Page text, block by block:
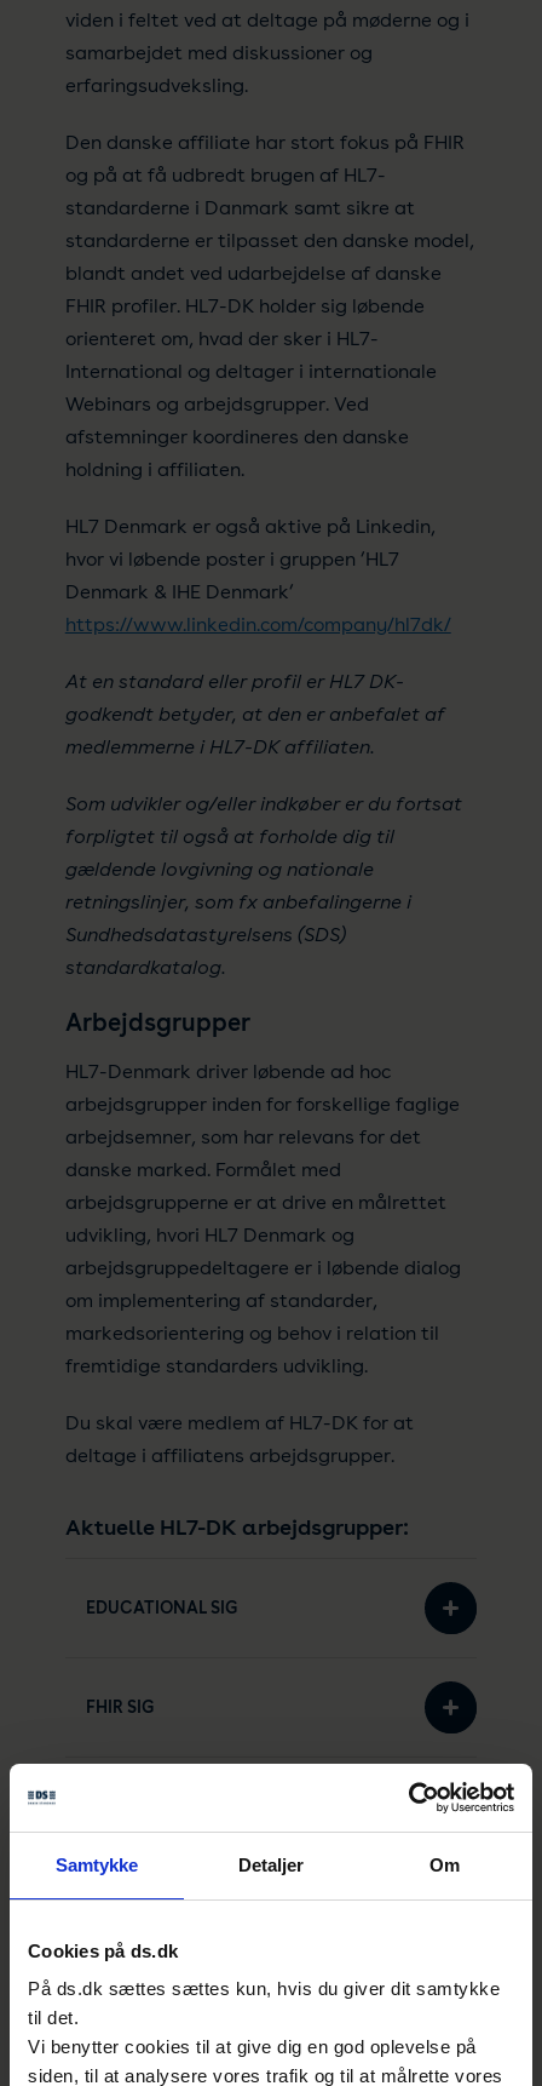
Samtykke Detaljer Om
Cookies på ds.dk
På ds.dk sættes sættes kun, hvis du giver dit samtykke
til det.
Vi benytter cookies til at give dig en god oplevelse på
siden, til at analysere vores trafik og til at målrette vores
viden i feltet ved at deltage på møderne og i
samarbejdet med diskussioner og
erfaringsudveksling.
Den danske affiliate har stort fokus på FHIR
og på at få udbredt brugen af HL7-
standarderne i Danmark samt sikre at
standarderne er tilpasset den danske model,
blandt andet ved udarbejdelse af danske
FHIR profiler. HL7-DK holder sig løbende
orienteret om, hvad der sker i HL7-
International og deltager i internationale
Webinars og arbejdsgrupper. Ved
afstemninger koordineres den danske
holdning i affiliaten.
HL7 Denmark er også aktive på Linkedin,
hvor vi løbende poster i gruppen ’HL7
Denmark & IHE Denmark’
https://www.linkedin.com/company/hl7dk/
At en standard eller profil er HL7 DK-
godkendt betyder, at den er anbefalet af
medlemmerne i HL7-DK affiliaten.
Som udvikler og/eller indkøber er du fortsat
forpligtet til også at forholde dig til
gældende lovgivning og nationale
retningslinjer, som fx anbefalingerne i
Sundhedsdatastyrelsens (SDS)
standardkatalog.
Arbejdsgrupper
HL7-Denmark driver løbende ad hoc
arbejdsgrupper inden for forskellige faglige
arbejdsemner, som har relevans for det
danske marked. Formålet med
arbejdsgrupperne er at drive en målrettet
udvikling, hvori HL7 Denmark og
arbejdsgruppedeltagere er i løbende dialog
om implementering af standarder,
markedsorientering og behov i relation til
fremtidige standarders udvikling.
Du skal være medlem af HL7-DK for at
deltage i affiliatens arbejdsgrupper.
Aktuelle HL7-DK arbejdsgrupper:
EDUCATIONAL SIG
FHIR SIG
Målgruppe
har interesse for HL7
sundhedsinformatikstandarder og/eller
arbejder med udvikling, implementering og
drift af sundheds-it fx som producent eller
leverandør af it og teknisk service, som